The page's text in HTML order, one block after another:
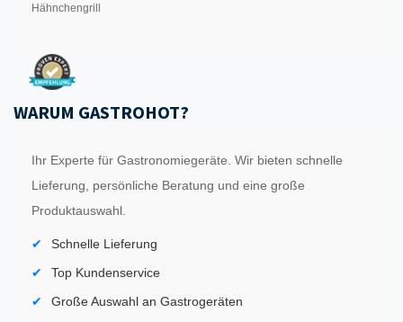
Hähnchengrill
WARUM GASTROHOT?
Ihr Experte für Gastronomiegeräte. Wir bieten schnelle
Lieferung, persönliche Beratung und eine große
Produktauswahl.
Schnelle Lieferung
Top Kundenservice
Große Auswahl an Gastrogeräten